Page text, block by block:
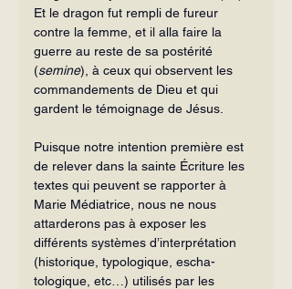
Et le dragon fut rempli de fureur
contre la femme, et il alla faire la
guerre au reste de sa postérité
(semine), à ceux qui observent les
commandements de Dieu et qui
gardent le témoignage de Jésus.
Puisque notre intention première est
de relever dans la sainte Écriture les
textes qui peuvent se rapporter à
Marie Médiatrice, nous ne nous
attarderons pas à exposer les
différents systèmes d’interprétation
(historique, typologique, escha­
tologique, etc…) utilisés par les